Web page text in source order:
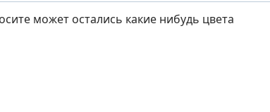
может остались какие нибудь цвета